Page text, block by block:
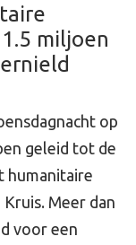
miljoen
op
geleid tot de
humanitaire
Meer dan
voor een